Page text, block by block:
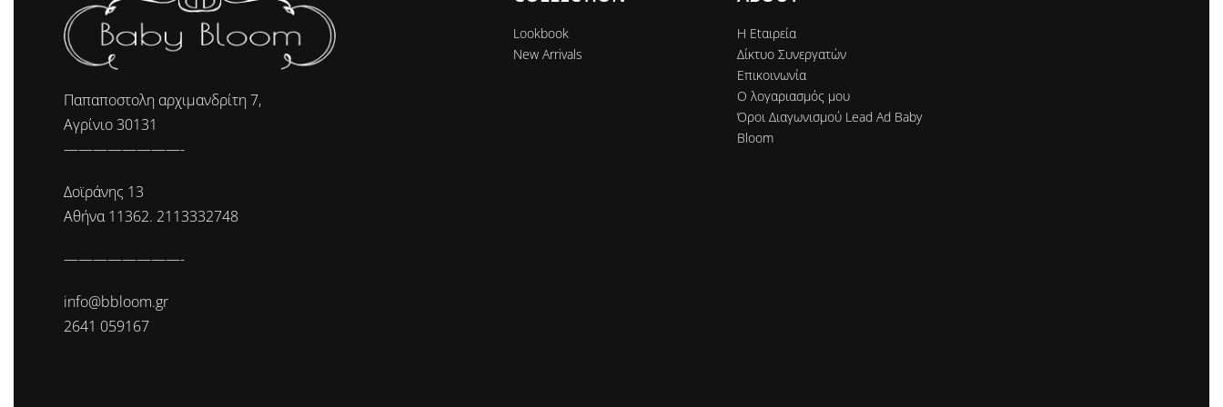
Παπαποστολη αρχιμανδρίτη 7,
Αγρίνιο 30131
————————-
Δοϊράνης 13
Αθήνα 11362. 2113332748
————————-
info@bbloom.gr
2641 059167
Lookbook
New Arrivals
Η Εtαιρεία
Δίκτυο Συνεργατών
Επικοινωνία
Ο λογαριασμός μου
Όροι Διαγωνισμού Lead Ad Baby
Bloom